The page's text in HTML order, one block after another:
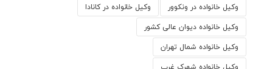
وکیل خانواده در ونکوور
وکیل خانواده در کانادا
وکیل خانواده دیوان عالی کشور
وکیل خانواده شمال تهران